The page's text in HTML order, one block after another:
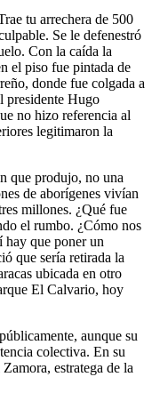
tu arrechera de 500
Se le defenestró
Con la caída la
el piso fue pintada de
donde fue colgada a
presidente Hugo
no hizo referencia al
legitimaron la
que produjo, no una
de aborígenes vivían
millones. ¿Qué fue
el rumbo. ¿Cómo nos
hay que poner un
que sería retirada la
ubicada en otro
El Calvario, hoy
aunque su
colectiva. En su
estratega de la